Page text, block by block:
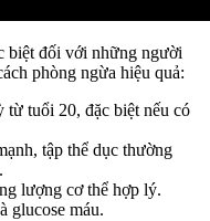
biệt đối với những người
phòng ngừa hiệu quả:
từ tuổi 20, đặc biệt nếu có
tập thể dục thường
lượng cơ thể hợp lý.
glucose máu.